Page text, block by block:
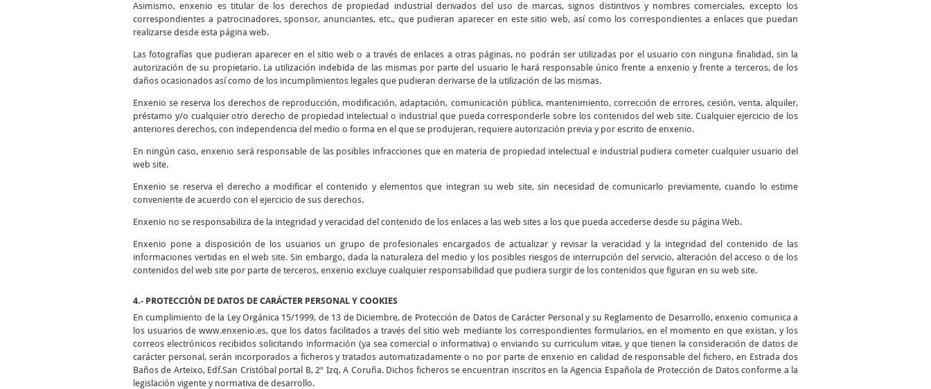
Asimismo, enxenio es titular de los derechos de propiedad industrial derivados del uso de marcas, signos distintivos y nombres comerciales, excepto los
correspondientes a patrocinadores, sponsor, anunciantes, etc., que pudieran aparecer en este sitio web, así como los correspondientes a enlaces que puedan
realizarse desde esta página web.
Las fotografías que pudieran aparecer en el sitio web o a través de enlaces a otras páginas, no podrán ser utilizadas por el usuario con ninguna finalidad, sin la
autorización de su propietario. La utilización indebida de las mismas por parte del usuario le hará responsable único frente a enxenio y frente a terceros, de los
daños ocasionados así como de los incumplimientos legales que pudieran derivarse de la utilización de las mismas.
Enxenio se reserva los derechos de reproducción, modificación, adaptación, comunicación pública, mantenimiento, corrección de errores, cesión, venta, alquiler,
préstamo y/o cualquier otro derecho de propiedad intelectual o industrial que pueda corresponderle sobre los contenidos del web site. Cualquier ejercicio de los
anteriores derechos, con independencia del medio o forma en el que se produjeran, requiere autorización previa y por escrito de enxenio.
En ningún caso, enxenio será responsable de las posibles infracciones que en materia de propiedad intelectual e industrial pudiera cometer cualquier usuario del
web site.
Enxenio se reserva el derecho a modificar el contenido y elementos que integran su web site, sin necesidad de comunicarlo previamente, cuando lo estime
conveniente de acuerdo con el ejercicio de sus derechos.
Enxenio no se responsabiliza de la integridad y veracidad del contenido de los enlaces a las web sites a los que pueda accederse desde su página Web.
Enxenio pone a disposición de los usuarios un grupo de profesionales encargados de actualizar y revisar la veracidad y la integridad del contenido de las
informaciones vertidas en el web site. Sin embargo, dada la naturaleza del medio y los posibles riesgos de interrupción del servicio, alteración del acceso o de los
contenidos del web site por parte de terceros, enxenio excluye cualquier responsabilidad que pudiera surgir de los contenidos que figuran en su web site.
4.- PROTECCIÓN DE DATOS DE CARÁCTER PERSONAL Y COOKIES
En cumplimiento de la Ley Orgánica 15/1999, de 13 de Diciembre, de Protección de Datos de Carácter Personal y su Reglamento de Desarrollo, enxenio comunica a
los usuarios de www.enxenio.es, que los datos facilitados a través del sitio web mediante los correspondientes formularios, en el momento en que existan, y los
correos electrónicos recibidos solicitando información (ya sea comercial o informativa) o enviando su curriculum vitae, y que tienen la consideración de datos de
carácter personal, serán incorporados a ficheros y tratados automatizadamente o no por parte de enxenio en calidad de responsable del fichero, en Estrada dos
Baños de Arteixo, Edf.San Cristóbal portal B, 2º Izq, A Coruña. Dichos ficheros se encuentran inscritos en la Agencia Española de Protección de Datos conforme a la
legislación vigente y normativa de desarrollo.